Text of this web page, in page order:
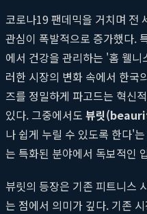
코로나19 팬데믹을 거치며 전
관심이 폭발적으로 증가했다.
에서 건강을 관리하는 '홈 웰
러한 시장의 변화 속에서 한국
즈를 정밀하게 파고드는 혁신
있다. 그중에서도 뷰릿
나 쉽게 누릴 수 있도록 한다'
는 특화된 분야에서 독보적인
뷰릿의 등장은 기존 피트니스
는 점에서 의미가 깊다. 기존